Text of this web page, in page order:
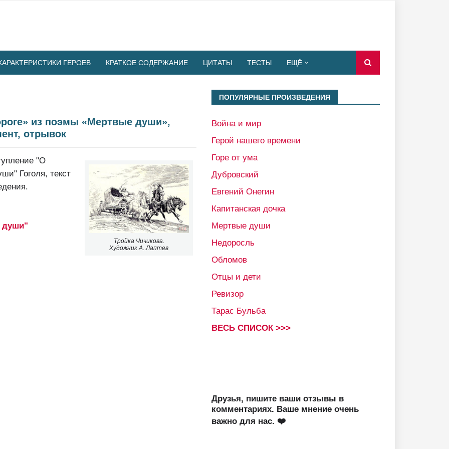
ГЕРОЕВ КРАТКОЕ СОДЕРЖАНИЕ ЦИТАТЫ ТЕСТЫ ЕЩЁ
из поэмы «Мертвые души»,
отрывок
Тройка Чичикова.
Художник А. Лаптев
"О
Гоголя, текст
души"
ПОПУЛЯРНЫЕ ПРОИЗВЕДЕНИЯ
Война и мир
Герой нашего времени
Горе от ума
Дубровский
Евгений Онегин
Капитанская дочка
Мертвые души
Недоросль
Обломов
Отцы и дети
Ревизор
Тарас Бульба
ВЕСЬ СПИСОК >>>
Друзья, пишите ваши отзывы в
комментариях. Ваше мнение очень
важно для нас. ❤️